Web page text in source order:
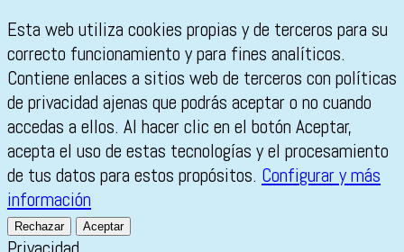
Esta web utiliza cookies propias y de terceros para su
correcto funcionamiento y para fines analíticos.
Contiene enlaces a sitios web de terceros con políticas
de privacidad ajenas que podrás aceptar o no cuando
accedas a ellos. Al hacer clic en el botón Aceptar,
acepta el uso de estas tecnologías y el procesamiento
de tus datos para estos propósitos. Configurar y más
información
Rechazar Aceptar